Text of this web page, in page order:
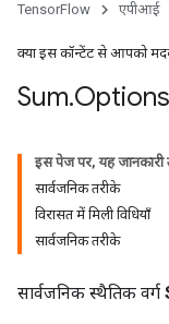
TensorFlow एपीआई
क्या इस कॉन्टेंट से आपको
Sum.Options
इस पेज पर, यह जानकारी
सार्वजनिक तरीके
विरासत में मिली विधियाँ
सार्वजनिक तरीके
सार्वजनिक स्थैतिक वर्ग